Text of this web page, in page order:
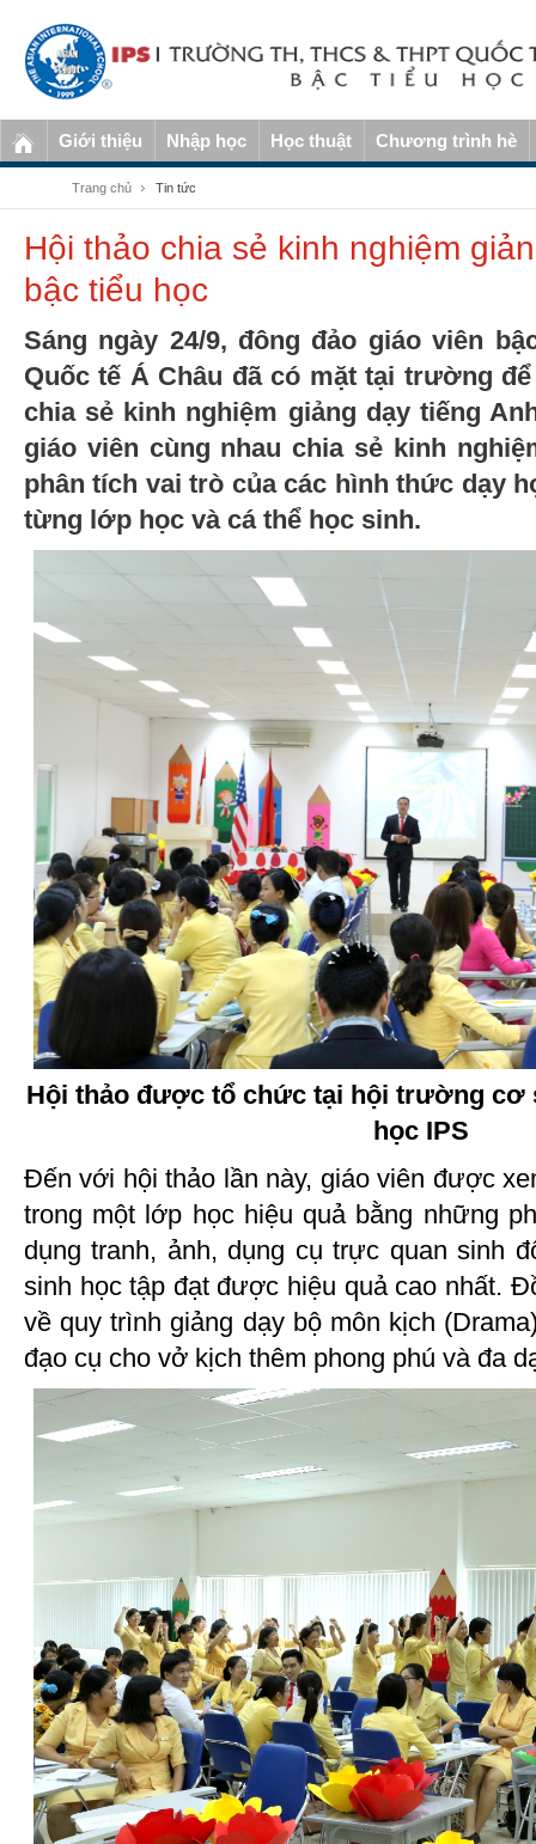
Giới thiệu Nhập học Học thuật Chương trình hè
Trang chủ Tin tức
Hội thảo chia sẻ kinh nghiệm
bậc tiểu học
Sáng ngày 24/9, đông đảo giáo viên
Quốc tế Á Châu đã có mặt tại trường
chia sẻ kinh nghiệm giảng dạy tiếng
giáo viên cùng nhau chia sẻ kinh
phân tích vai trò của các hình thức dạy
từng lớp học và cá thể học sinh.
Hội thảo được tổ chức tại hội trường cơ
học IPS
Đến với hội thảo lần này, giáo viên được
trong một lớp học hiệu quả bằng những
dụng tranh, ảnh, dụng cụ trực quan sinh
sinh học tập đạt được hiệu quả cao nhất.
về quy trình giảng dạy bộ môn kịch
đạo cụ cho vở kịch thêm phong phú và đa